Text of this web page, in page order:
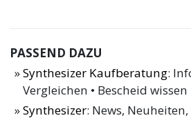
PASSEND DAZU
Synthesizer Kaufberatung:
Vergleichen • Bescheid wissen
Synthesizer: News,